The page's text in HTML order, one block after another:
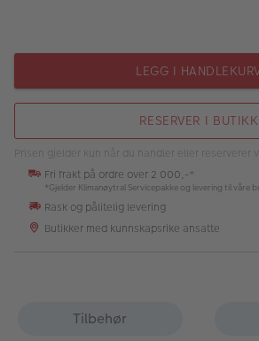
Fotokurs
Butikkoversikt
LEGG I
RESERVER I BUTIKK
Prisen gjelder kun når du handler eller reserverer
Fri frakt på ordre over 2 000,-*
*Gjelder Klimanøytral Servicepakke og levering til våre
Rask og pålitelig levering
Butikker med kunnskapsrike ansatte
Tilbehør